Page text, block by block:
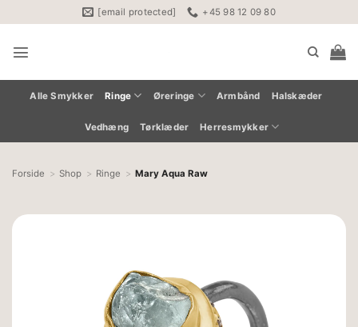
til
indhold
[email protected] +45 98 12 09 80
Alle Smykker Ringe Øreringe Armbånd Halskæder
Vedhæng Tørklæder Herresmykker
Forside Shop Ringe Mary Aqua Raw